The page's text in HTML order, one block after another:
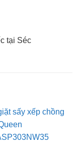
tại Séc